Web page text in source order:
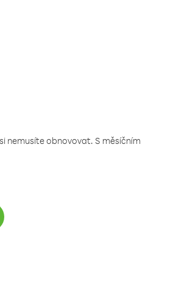
nemusíte obnovovat. S měsíčním